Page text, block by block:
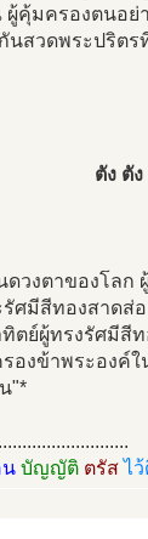
มครองตนอย่า
นสวดพระปริตร
ตัง ตั
ดวงตาของโลก
ศมีสีทองสาดส่
ตย์ผู้ทรงรัศมีสี
องข้าพระองค์
"*
น บัญญัติ ตรัสไ